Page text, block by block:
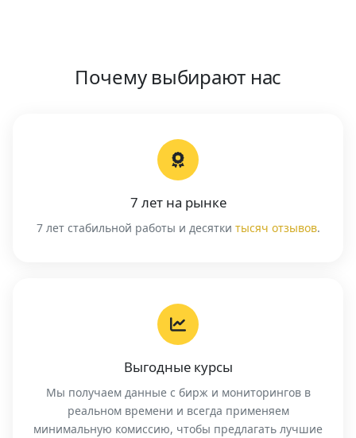
Почему выбирают нас
7 лет на рынке
7 лет стабильной работы и десятки тысяч отзывов.
Выгодные курсы
Мы получаем данные с бирж и мониторингов в
реальном времени и всегда применяем
минимальную комиссию, чтобы предлагать лучшие